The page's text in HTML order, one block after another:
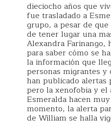
dieciocho años que
fue trasladado a
grupo, a pesar de que
de tener lugar una
Alexandra Farinango,
para saber cómo se
la información que
personas migrantes
han publicado alertas
pero la xenofobia y el
Esmeralda hacen
momento, la alerta
de William se halla